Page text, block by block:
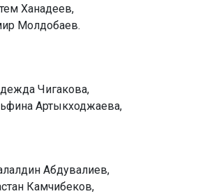
Ханадеев,
Молдобаев.
Чигакова,
Артыкходжаева,
Абдувалиев,
Камчибеков,